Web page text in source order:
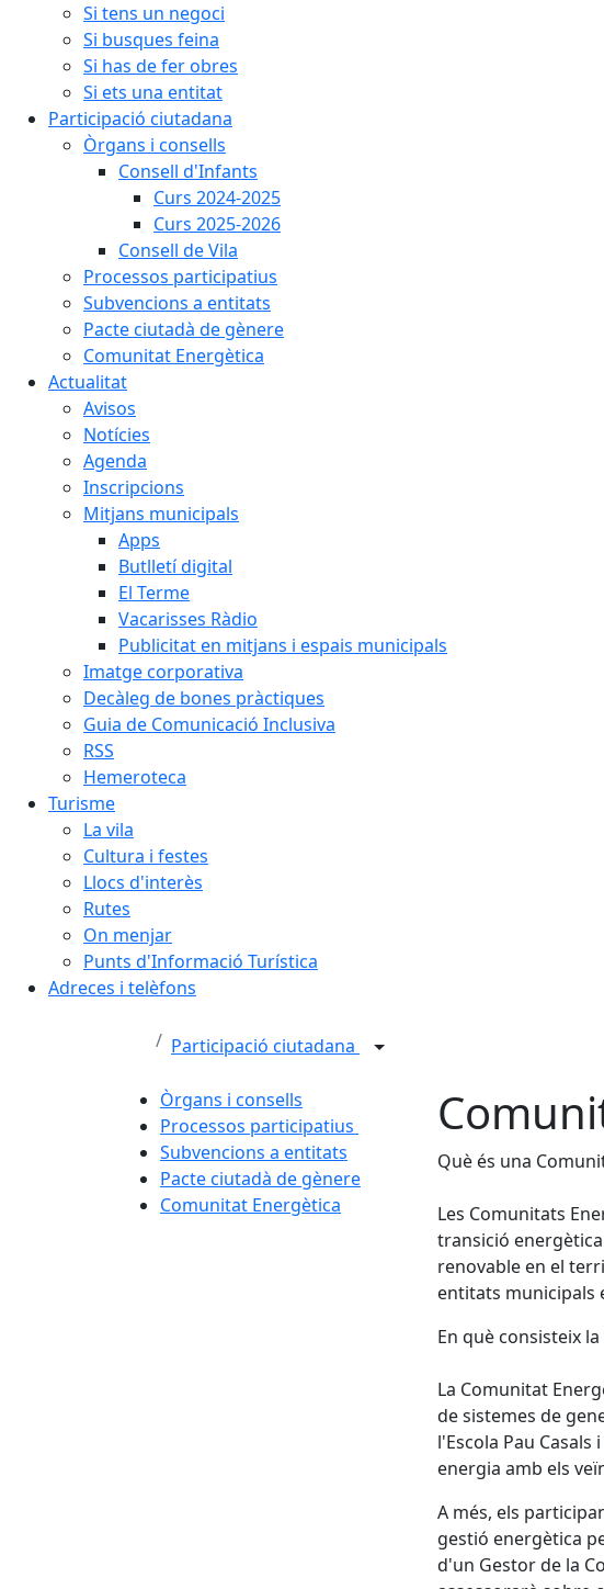
Si tens un negoci
Si busques feina
Si has de fer obres
Si ets una entitat
Participació ciutadana
Òrgans i consells
Consell d'Infants
Curs 2024-2025
Curs 2025-2026
Consell de Vila
Processos participatius
Subvencions a entitats
Pacte ciutadà de gènere
Comunitat Energètica
Actualitat
Avisos
Notícies
Agenda
Inscripcions
Mitjans municipals
Apps
Butlletí digital
El Terme
Vacarisses Ràdio
Publicitat en mitjans i espais municipals
Imatge corporativa
Decàleg de bones pràctiques
Guia de Comunicació Inclusiva
RSS
Hemeroteca
Turisme
La vila
Cultura i festes
Llocs d'interès
Rutes
On menjar
Punts d'Informació Turística
Adreces i telèfons
Participació ciutadana
Òrgans i consells
Processos participatius
Subvencions a entitats
Pacte ciutadà de gènere
Comunitat Energètica
Què és una
Les Comunitats
transició
renovable en el
entitats municipals
En què consisteix
La Comunitat
de sistemes de
l'Escola Pau
energia amb els
A més, els
gestió energètica
d'un Gestor de la